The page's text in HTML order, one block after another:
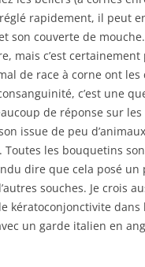
réglé rapidement, il peut
son couverte de
mais c’est
de race à corne ont les
c’est une
de réponse sur
issue de peu
les bouquetins
dire que cela posé
souches. Je crois
kératoconjonctivite dans
un garde italien en